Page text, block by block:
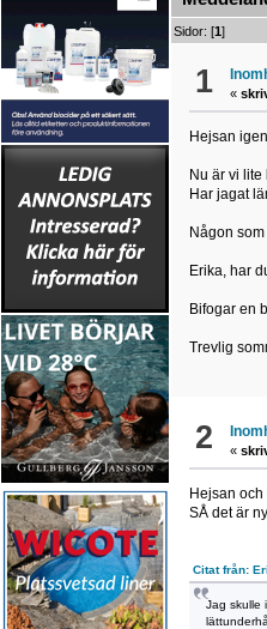
Sidor: [1]
1 «
Hejsan
Nu är vi
Har jagat
Någon
Erika, har
Bifogar en
Trevlig
2 «
Hejsan och
SÅ det är
Citat från:
Jag skulle